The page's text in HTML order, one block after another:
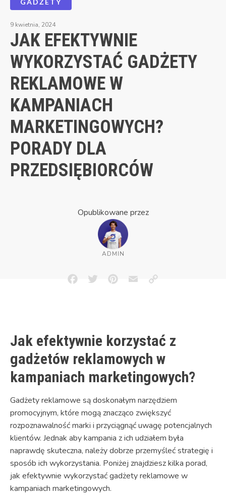
9 kwietnia, 2024
JAK EFEKTYWNIE
WYKORZYSTAĆ GADŻETY
REKLAMOWE W
KAMPANIACH
MARKETINGOWYCH?
PORADY DLA
PRZEDSIĘBIORCÓW
Opublikowane przez
ADMIN
FacebookTwitterPinterestEmailCopy
Jak efektywnie korzystać z
gadżetów reklamowych w
kampaniach marketingowych?
Gadżety reklamowe są doskonałym narzędziem
promocyjnym, które mogą znacząco zwiększyć
rozpoznawalność marki i przyciągnąć uwagę potencjalnych
klientów. Jednak aby kampania z ich udziałem była
naprawdę skuteczna, należy dobrze przemyśleć strategię i
sposób ich wykorzystania. Poniżej znajdziesz kilka porad,
jak efektywnie wykorzystać gadżety reklamowe w
kampaniach marketingowych.